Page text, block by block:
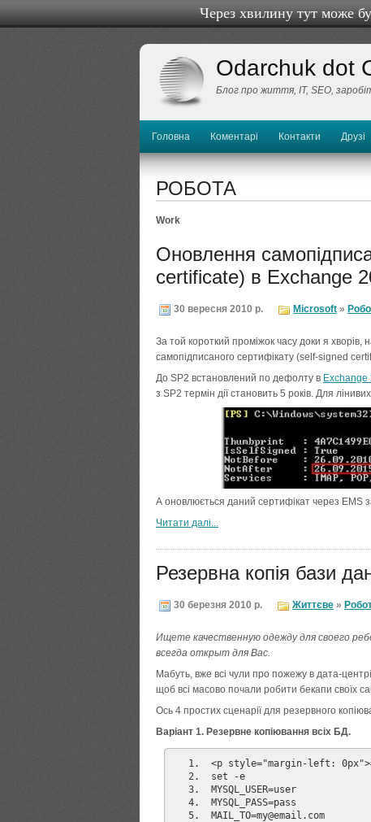
Через хвилину тут може
Odarchuk dot
Блог про життя, IТ, SEO,
Головна Коментарі Контакти Друзі
РОБОТА
Work
Оновлення
certificate) в Exchange
30 вересня 2010 р. Microsoft »
За той короткий проміжок часу доки я хворів,
самопідписаного сертифікату (self-signed
До SP2 встановлений по дефолту в Exchange
з SP2 термін дії становить 5 років. Для
А оновлюється даний сертифікат через EMS
Читати далi...
Резервна копія бази
30 березня 2010 р. Життєве »
Ищете качественную одежду для своего
всегда открыт для Вас.
Мабуть, вже всі чули про пожежу в дата-
щоб всі масово почали робити бекапи своїх
Ось 4 простих сценарії для резервного
Варіант 1. Резервне копіювання всіх БД.
<p style="margin-left:
set -e
MYSQL_USER=user
MYSQL_PASS=pass
MAIL_TO=my@email.com